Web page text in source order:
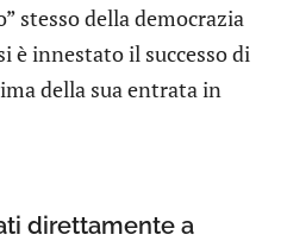
stesso della democrazia
è innestato il successo di
della sua entrata in
direttamente a